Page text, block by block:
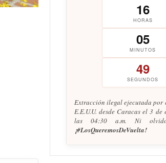
16
HORAS
05
MINUTOS
50
SEGUNDOS
Extracción ilegal ejecutada por
E.E.U.U. desde Caracas el 3
las 04:30 a.m. Ni
¡#LosQueremosDeVuelta!